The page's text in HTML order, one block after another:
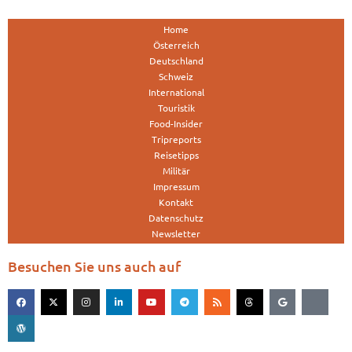
Home
Österreich
Deutschland
Schweiz
International
Touristik
Food-Insider
Tripreports
Reisetipps
Militär
Impressum
Kontakt
Datenschutz
Newsletter
Besuchen Sie uns auch auf